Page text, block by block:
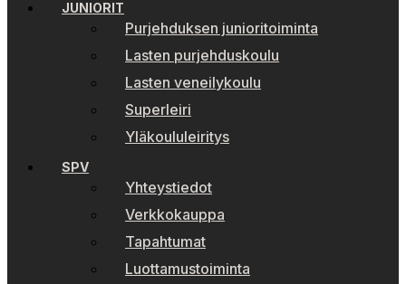
JUNIORIT
Purjehduksen junioritoiminta
Lasten purjehduskoulu
Lasten veneilykoulu
Superleiri
Yläkoululeiritys
SPV
Yhteystiedot
Verkkokauppa
Tapahtumat
Luottamustoiminta